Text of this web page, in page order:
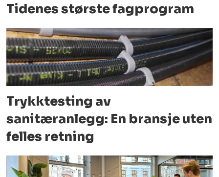
Tidenes største fagprogram
Trykktesting av
sanitæranlegg: En bransje uten
felles retning